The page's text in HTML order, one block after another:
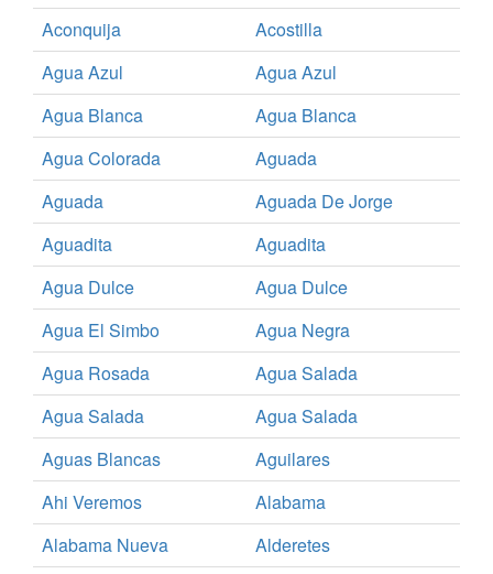
Aconquija
Acostilla
Agua Azul
Agua Azul
Agua Blanca
Agua Blanca
Agua Colorada
Aguada
Aguada
Aguada De Jorge
Aguadita
Aguadita
Agua Dulce
Agua Dulce
Agua El Simbo
Agua Negra
Agua Rosada
Agua Salada
Agua Salada
Agua Salada
Aguas Blancas
Aguilares
Ahi Veremos
Alabama
Alabama Nueva
Alderetes